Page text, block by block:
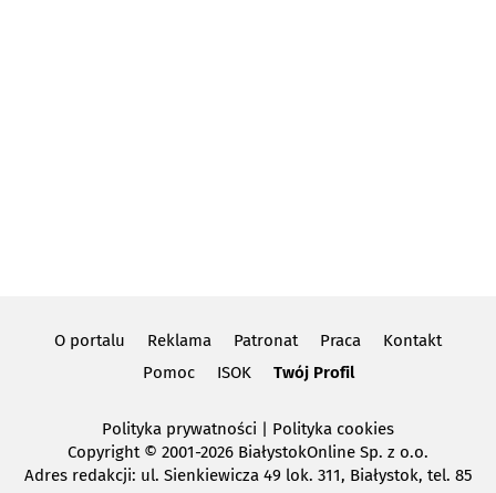
O portalu Reklama Patronat Praca
Kontakt
Pomoc
ISOK Twój Profil
Polityka prywatności
Polityka cookies
Copyright© 2001-2026 BiałystokOnline Sp. z o.o.
Adres redakcji: ul. Sienkiewicza 49 lok. 311, Białystok, tel. 85